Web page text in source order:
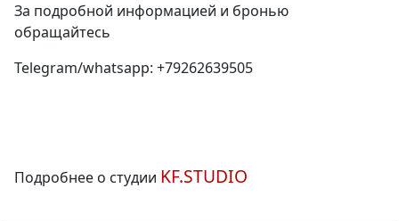
За подробной информацией и бронью
обращайтесь
Telegram/whatsapp: +79262639505
Подробнее о студии KF.STUDIO